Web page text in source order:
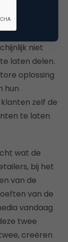
kan er
doelstelling
niet
laten delen.
oplossing
hun
zelf de
te laten
wat de
bij het
van de
van de
vandaag
twee
creëren